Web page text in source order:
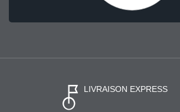
LIVRAISON EXPRESS